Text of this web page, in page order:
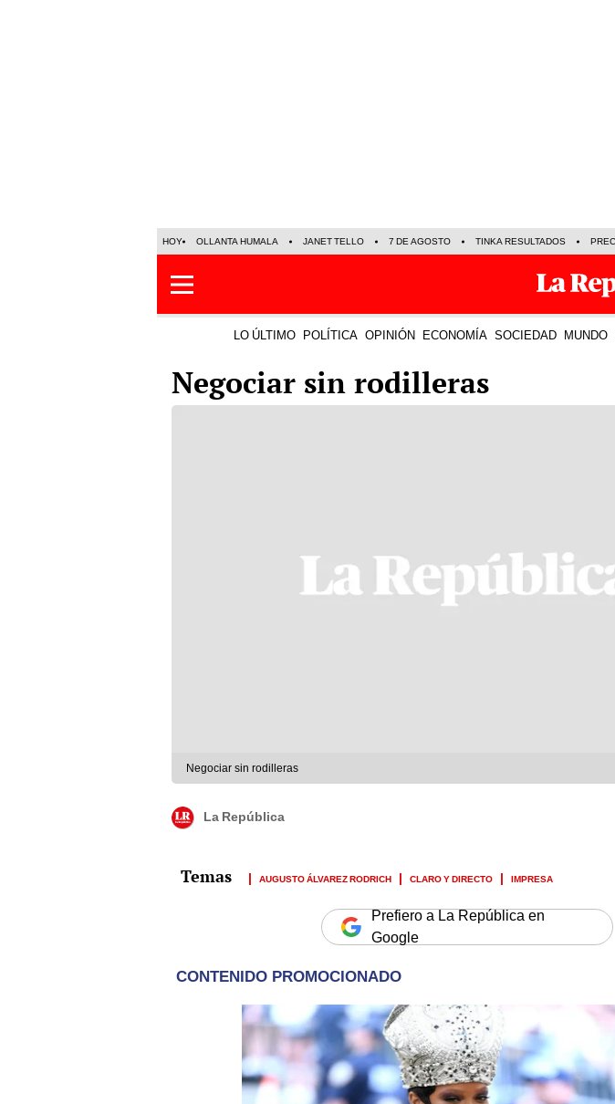
HOY OLLANTA HUMALA JANET TELLO 7 DE AGOSTO TINKA RESULTADOS
LO ÚLTIMO POLÍTICA OPINIÓN ECONOMÍA SOCIEDAD MUNDO
Negociar sin rodilleras
Negociar sin rodilleras
La República
AUGUSTO ÁLVAREZ RODRICH CLARO Y DIRECTO IMPRESA
Prefiero a La República en
Google